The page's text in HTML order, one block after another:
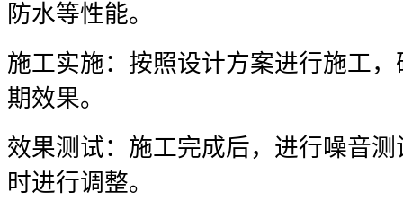
防水等性能。
施工实施：按照设计方案进行施工
期效果。
效果测试：施工完成后，进行噪音
时进行调整。